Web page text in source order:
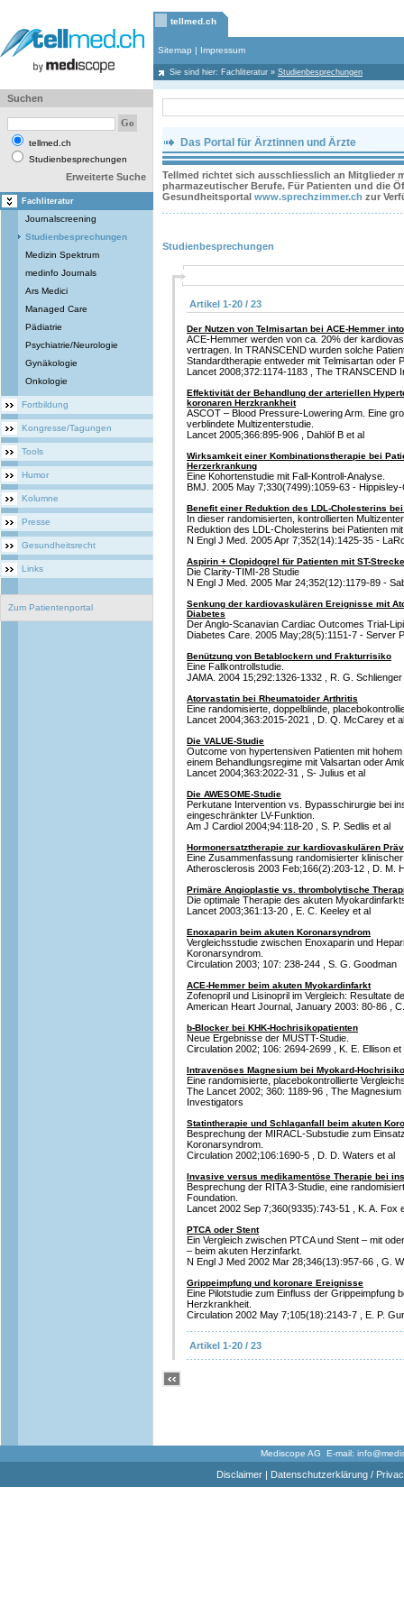
tellmed.ch
Sitemap | Impressum
Sie sind hier: Fachliteratur » Studienbesprechungen
Suchen
tellmed.ch
Studienbesprechungen
Erweiterte Suche
Fachliteratur
Journalscreening
Studienbesprechungen
Medizin Spektrum
medinfo Journals
Ars Medici
Managed Care
Pädiatrie
Psychiatrie/Neurologie
Gynäkologie
Onkologie
Fortbildung
Kongresse/Tagungen
Tools
Humor
Kolumne
Presse
Gesundheitsrecht
Links
Zum Patientenportal
Das Portal für Ärztinnen und Ärzte
Tellmed richtet sich ausschliesslich an Mitglieder
pharmazeutischer Berufe. Für Patienten und die
Gesundheitsportal www.sprechzimmer.ch zur
Studienbesprechungen
Artikel 1-20 / 23
Der Nutzen von Telmisartan bei ACE-Hemmer
ACE-Hemmer werden von ca. 20% der
vertragen. In TRANSCEND wurden solche
Standardtherapie entweder mit Telmisartan oder
Lancet 2008;372:1174-1183 , The TRANSCEND
Effektivität der Behandlung der arteriellen
koronaren Herzkrankheit
ASCOT – Blood Pressure-Lowering Arm. Eine
verblindete Multizenterstudie.
Lancet 2005;366:895-906 , Dahlöf B et al
Wirksamkeit einer Kombinationstherapie bei
Herzerkrankung
Eine Kohortenstudie mit Fall-Kontroll-Analyse.
BMJ. 2005 May 7;330(7499):1059-63 -
Benefit einer Reduktion des LDL-Cholesterins
In dieser randomisierten, kontrollierten
Reduktion des LDL-Cholesterins bei Patienten
N Engl J Med. 2005 Apr 7;352(14):1425-35 -
Aspirin + Clopidogrel für Patienten mit ST-
Die Clarity-TIMI-28 Studie
N Engl J Med. 2005 Mar 24;352(12):1179-89 -
Senkung der kardiovaskulären Ereignisse mit
Diabetes
Der Anglo-Scanavian Cardiac Outcomes Trial-
Diabetes Care. 2005 May;28(5):1151-7 - Server
Benützung von Betablockern und Frakturrisiko
Eine Fallkontrollstudie.
JAMA. 2004 15;292:1326-1332 , R. G. Schlienger
Atorvastatin bei Rheumatoider Arthritis
Eine randomisierte, doppelblinde,
Lancet 2004;363:2015-2021 , D. Q. McCarey et al
Die VALUE-Studie
Outcome von hypertensiven Patienten mit
einem Behandlungsregime mit Valsartan oder
Lancet 2004;363:2022-31 , S- Julius et al
Die AWESOME-Studie
Perkutane Intervention vs. Bypasschirurgie bei
eingeschränkter LV-Funktion.
Am J Cardiol 2004;94:118-20 , S. P. Sedlis et al
Hormonersatztherapie zur kardiovaskulären
Eine Zusammenfassung randomisierter
Atherosclerosis 2003 Feb;166(2):203-12 , D. M.
Primäre Angioplastie vs. thrombolytische
Die optimale Therapie des akuten
Lancet 2003;361:13-20 , E. C. Keeley et al
Enoxaparin beim akuten Koronarsyndrom
Vergleichsstudie zwischen Enoxaparin und
Koronarsyndrom.
Circulation 2003; 107: 238-244 , S. G. Goodman
ACE-Hemmer beim akuten Myokardinfarkt
Zofenopril und Lisinopril im Vergleich: Resultate
American Heart Journal, January 2003: 80-86 ,
b-Blocker bei KHK-Hochrisikopatienten
Neue Ergebnisse der MUSTT-Studie.
Circulation 2002; 106: 2694-2699 , K. E. Ellison et
Intravenöses Magnesium bei Myokard-
Eine randomisierte, placebokontrollierte
The Lancet 2002; 360: 1189-96 , The
Investigators
Statintherapie und Schlaganfall beim akuten
Besprechung der MIRACL-Substudie zum
Koronarsyndrom.
Circulation 2002;106:1690-5 , D. D. Waters et al
Invasive versus medikamentöse Therapie bei
Besprechung der RITA 3-Studie, eine
Foundation.
Lancet 2002 Sep 7;360(9335):743-51 , K. A. Fox
PTCA oder Stent
Ein Vergleich zwischen PTCA und Stent – mit
– beim akuten Herzinfarkt.
N Engl J Med 2002 Mar 28;346(13):957-66 , G.
Grippeimpfung und koronare Ereignisse
Eine Pilotstudie zum Einfluss der Grippeimpfung
Herzkrankheit.
Circulation 2002 May 7;105(18):2143-7 , E. P.
Artikel 1-20 / 23
Mediscope AG E-mail:
Disclaimer| Datenschutzerklärung /